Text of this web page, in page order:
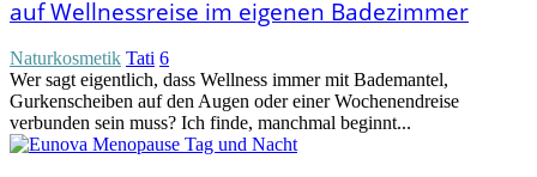
auf Wellnessreise im eigenen Badezimmer
Naturkosmetik Tati 6
Wer sagt eigentlich, dass Wellness immer mit Bademantel,
Gurkenscheiben auf den Augen oder einer Wochenendreise
verbunden sein muss? Ich finde, manchmal beginnt...